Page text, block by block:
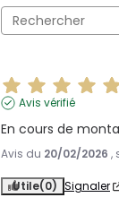
Avis vérifié
En cours de
Avis du 20/02/2026 ,
Utile(0) Signaler